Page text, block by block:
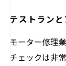
テストラン
モーター修理
チェックは非